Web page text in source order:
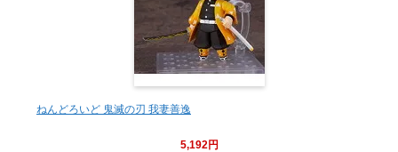
ねんどろいど 鬼滅の刃 我妻善逸
5,192円